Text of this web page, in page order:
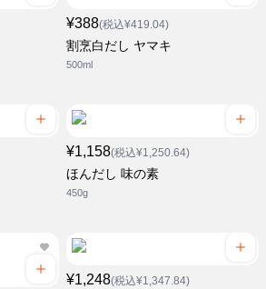
¥388(税込¥419.04)
割烹白だし ヤマキ
500ml
¥1,158(税込¥1,250.64)
ほんだし 味の素
450g
¥1,248(税込¥1,347.84)